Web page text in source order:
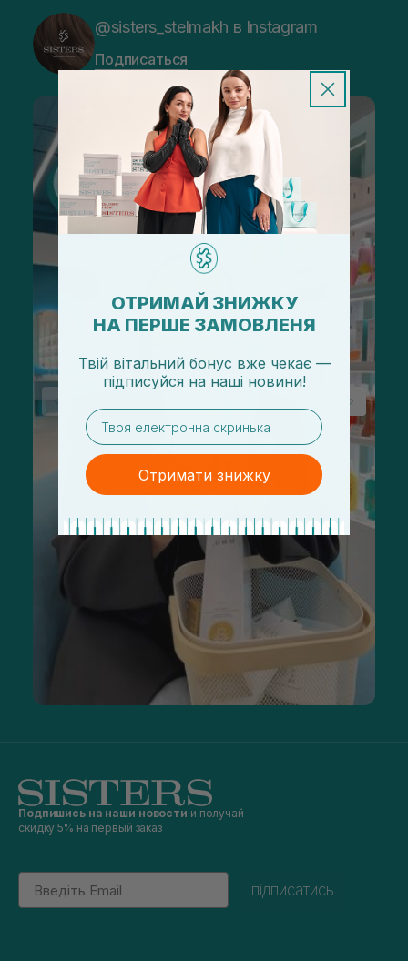
@sisters_stelmakh в Instagram
Подписаться
Подпишись на наши новости и получай
скидку 5% на первый заказ
Email
підписатись
ОТРИМАЙ ЗНИЖКУ
НА ПЕРШЕ ЗАМОВЛЕНЯ
Твій вітальний бонус вже чекає —
підписуйся на наші новини!
email
Отримати знижку